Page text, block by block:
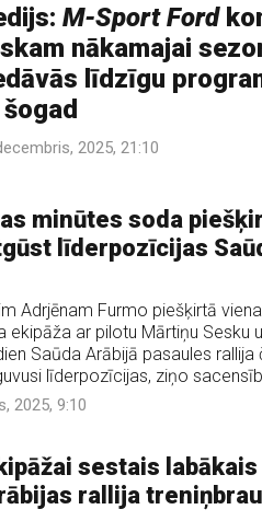
M-Sport Ford
nākamajai
līdzīgu
šogad
2025, 21:10
minūtes soda
līderpozīcijas
Adrjēnam Furmo piešķirtā
ekipāža ar pilotu Mārtiņu Sesku
Saūda Arābijā pasaules rallija
līderpozīcijas, ziņo
2025, 9:10
sestais
rallija